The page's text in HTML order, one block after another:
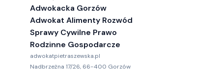
Adwokacka Gorzów
Adwokat Alimenty Rozwód
Sprawy Cywilne Prawo
Rodzinne Gospodarcze
adwokatpietraszewska.pl
Nadbrzeżna 17/26, 66-400 Gorzów